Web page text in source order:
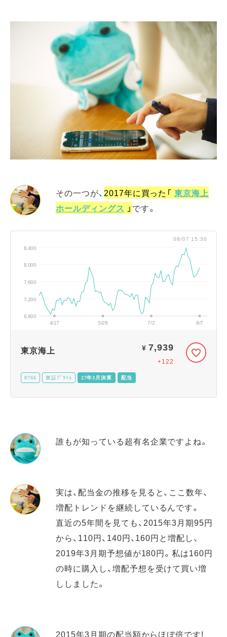
その一つが、2017年に買った「東京海上
ホールディングス 」 です。
08/07 15:30
6,800
7,200
7,600
8,000
8,400
4/17 5/28 7/2 8/7
東京海上 ¥7,939
+122
8766 東証ﾌﾟﾗｲﾑ 27年3月決算 配当
誰もが知っている超有名企業ですよね。
実は、配当金の推移を見ると、ここ数年、
増配トレンドを継続しているんです。
直近の5年間を見ても、2015年3月期95円
から、110円、140円、160円と増配し、
2019年3月期予想値が180円。私は160円
の時に購入し、増配予想を受けて買い増
ししました。
2015年3月期の配当額からほぼ倍です!